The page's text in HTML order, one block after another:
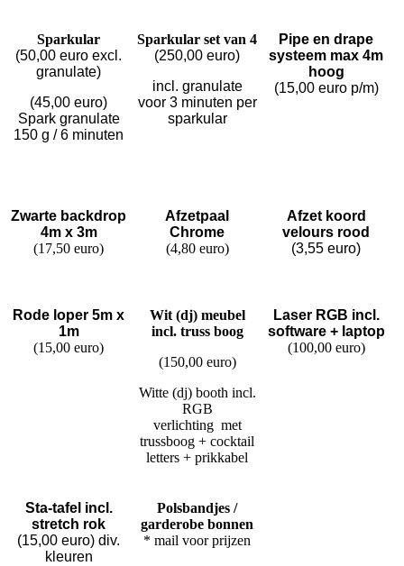
Sparkular
(50,00 euro excl.
granulate)
(45,00 euro)
Spark granulate
150 g / 6 minuten
Sparkular set van 4
(250,00 euro)
incl. granulate
voor 3 minuten per
sparkular
Pipe en drape
systeem max 4m
hoog
(15,00 euro p/m)
Zwarte backdrop
4m x 3m
(17,50 euro)
Afzetpaal
Chrome
(4,80 euro)
Afzet koord
velours rood
(3,55 euro)
Rode loper 5m x
1m
(15,00 euro)
Wit (dj) meubel
incl. truss boog
(150,00 euro)
Witte (dj) booth incl.
RGB
verlichting met
trussboog + cocktail
letters + prikkabel
Laser RGB incl.
software + laptop
(100,00 euro)
Sta-tafel incl.
stretch rok
(15,00 euro) div.
kleuren
Polsbandjes /
garderobe bonnen
* mail voor prijzen